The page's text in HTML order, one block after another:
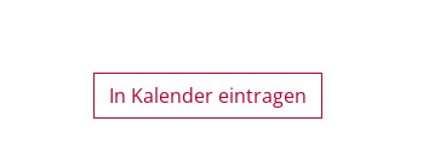
In Kalender eintragen